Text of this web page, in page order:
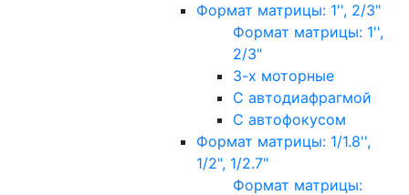
Формат матрицы: 1'', 2/3"
Формат матрицы: 1'',
2/3"
3-х моторные
С автодиафрагмой
С автофокусом
Формат матрицы: 1/1.8'',
1/2", 1/2.7"
Формат матрицы: